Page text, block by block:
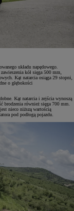
układu napędowego.
kół sięga 500 mm,
Kąt natarcia osiąga 29 stopni,
o głębokości
Kąt natarcia i zejścia wynoszą
brodzenia również sięga 700 mm.
nieco niższą wartością
pod podłogą pojazdu.